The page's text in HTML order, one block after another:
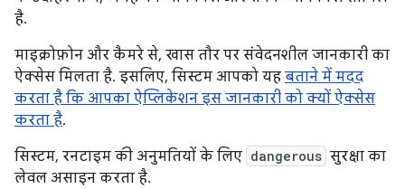
है.
माइक्रोफ़ोन और कैमरे से, खास तौर पर संवेदनशील जानकारी का
ऐक्सेस मिलता है. इसलिए, सिस्टम आपको यह बताने में मदद
करता है कि आपका ऐप्लिकेशन इस जानकारी को क्यों ऐक्सेस
करता है.
सिस्टम, रनटाइम की अनुमतियों के लिए dangerous सुरक्षा का
लेवल असाइन करता है.